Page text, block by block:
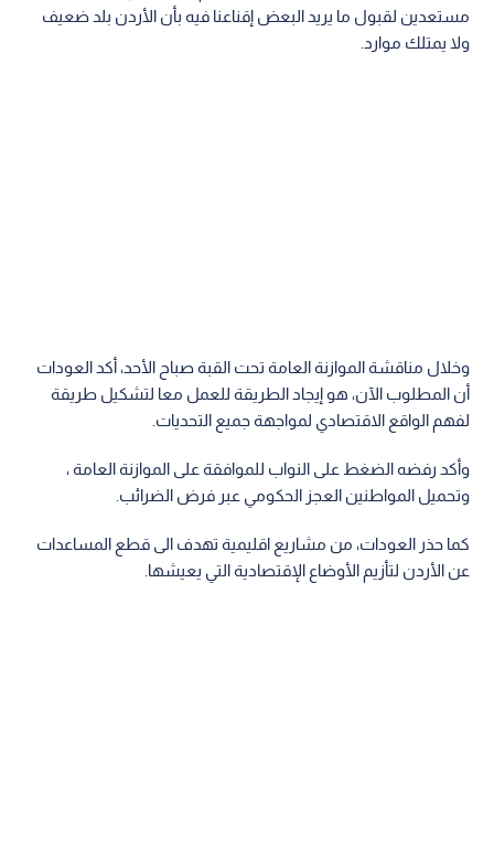
مستعدين لقبول ما يريد البعض إقناعنا فيه بأن الأردن بلد ضعيف
ولا يمتلك موارد.
وخلال مناقشة الموازنة العامة تحت القبة صباح الأحد، أكد العودات
أن المطلوب الآن، هو إيجاد الطريقة للعمل معا لتشكيل طريقة
لفهم الواقع الاقتصادي لمواجهة جميع التحديات.
وأكد رفضه الضغط على النواب للموافقة على الموازنة العامة ،
وتحميل المواطنين العجز الحكومي عبر فرض الضرائب.
كما حذر العودات، من مشاريع اقليمية تهدف الى قطع المساعدات
عن الأردن لتأزيم الأوضاع الإقتصادية التي يعيشها.